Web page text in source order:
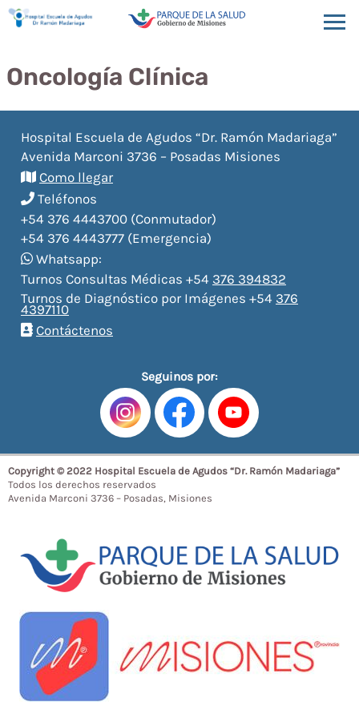
Oncología Clínica
Hospital Escuela de Agudos “Dr. Ramón Madariaga”
Avenida Marconi 3736 – Posadas Misiones
Como llegar
Teléfonos
+54 376 4443700 (Conmutador)
+54 376 4443777 (Emergencia)
Whatsapp:
Turnos Consultas Médicas +54 376 394832
Turnos de Diagnóstico por Imágenes +54 376
4397110
Contáctenos
Seguinos por:
Copyright © 2022 Hospital Escuela de Agudos “Dr. Ramón Madariaga”
Todos los derechos reservados
Avenida Marconi 3736 – Posadas, Misiones